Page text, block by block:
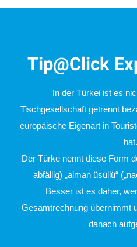
Tip@Click
In der Türkei ist es
Tischgesellschaft getrennt
europäische Eigenart in
hat.
Der Türke nennt diese Form
abfällig) „alman üsüllü“
Besser ist es daher,
Gesamtrechnung übernimmt
danach